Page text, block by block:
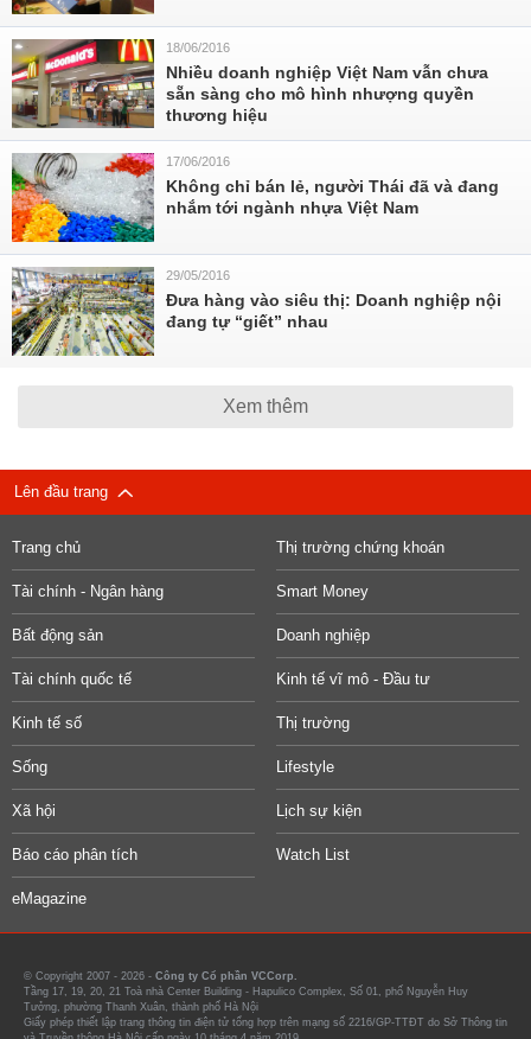
18/06/2016
Nhiều doanh nghiệp Việt Nam vẫn chưa
sẵn sàng cho mô hình nhượng quyền
thương hiệu
17/06/2016
Không chỉ bán lẻ, người Thái đã và đang
nhắm tới ngành nhựa Việt Nam
29/05/2016
Đưa hàng vào siêu thị: Doanh nghiệp nội
đang tự “giết” nhau
Xem thêm
Lên đầu trang
Trang chủ Thị trường chứng khoán
Tài chính - Ngân hàng Smart Money
Bất động sản Doanh nghiệp
Tài chính quốc tế Kinh tế vĩ mô - Đầu tư
Kinh tế số Thị trường
Sống Lifestyle
Xã hội Lịch sự kiện
Báo cáo phân tích Watch List
eMagazine
© Copyright 2007 - 2026 - Công ty Cổ phần VCCorp.
Tầng 17, 19, 20, 21 Toà nhà Center Building - Hapulico Complex, Số 01, phố Nguyễn Huy
Tưởng, phường Thanh Xuân, thành phố Hà Nội
Giấy phép thiết lập trang thông tin điện tử tổng hợp trên mạng số 2216/GP-TTĐT do Sở Thông tin